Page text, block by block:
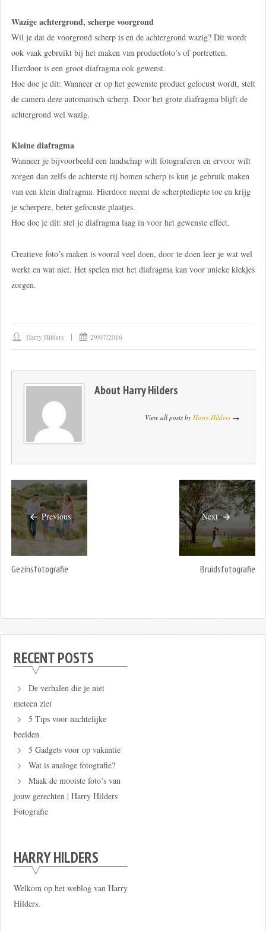
Wazige achtergrond, scherpe voorgrond
Wil je dat de voorgrond scherp is en de achtergrond wazig? Dit wordt
ook vaak gebruikt bij het maken van productfoto’s of portretten.
Hierdoor is een groot diafragma ook gewenst.
Hoe doe je dit: Wanneer er op het gewenste product gefocust wordt, stelt
de camera deze automatisch scherp. Door het grote diafragma blijft de
achtergrond wel wazig.
Kleine diafragma
Wanneer je bijvoorbeeld een landschap wilt fotograferen en ervoor wilt
zorgen dan zelfs de achterste rij bomen scherp is kun je gebruik maken
van een klein diafragma. Hierdoor neemt de scherptediepte toe en krijg
je scherpere, beter gefocuste plaatjes.
Hoe doe je dit: stel je diafragma laag in voor het gewenste effect.
Creatieve foto’s maken is vooral veel doen, door te doen leer je wat wel
werkt en wat niet. Het spelen met het diafragma kan voor unieke kiekjes
zorgen.
Harry Hilders 29/07/2016
About Harry Hilders
View all posts by Harry Hilders
Previous
Gezinsfotografie
Next
Bruidsfotografie
RECENT POSTS
De verhalen die je niet
meteen ziet
5 Tips voor nachtelijke
beelden
5 Gadgets voor op vakantie
Wat is analoge fotografie?
Maak de mooiste foto’s van
jouw gerechten | Harry Hilders
Fotografie
HARRY HILDERS
Welkom op het weblog van Harry
Hilders.